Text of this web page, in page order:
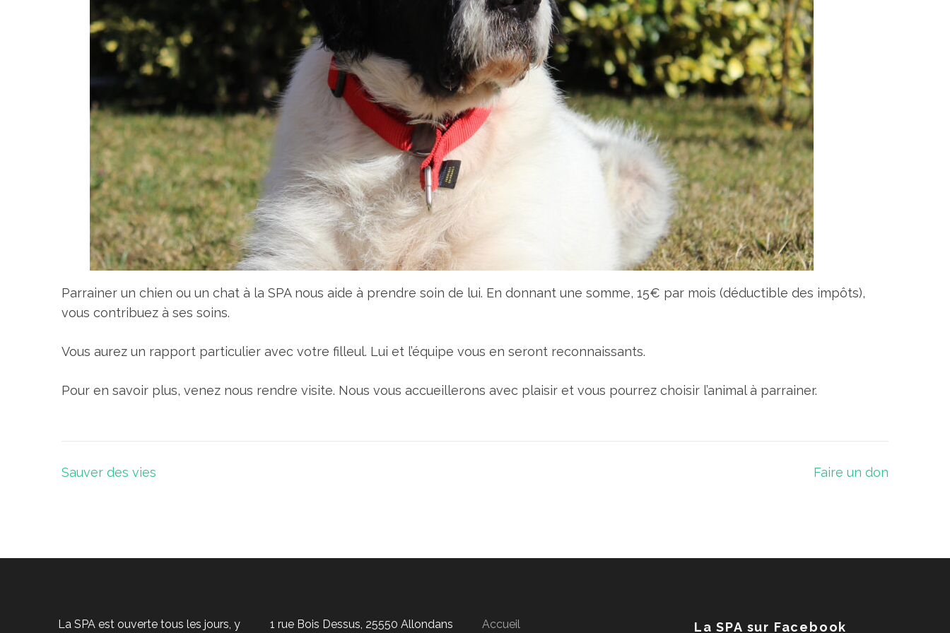
Parrainer un chien ou un chat à la SPA nous aide à prendre soin de lui. En donnant une somme, 15€ par mois (déductible des impôts),
vous contribuez à ses soins.
Vous aurez un rapport particulier avec votre filleul. Lui et l’équipe vous en seront reconnaissants.
Pour en savoir plus, venez nous rendre visite. Nous vous accueillerons avec plaisir et vous pourrez choisir l’animal à parrainer.
Navigation
Sauver des vies Faire un don
La SPA est ouverte tous les jours, y 1 rue Bois Dessus, 25550 Allondans Accueil La SPA sur Facebook